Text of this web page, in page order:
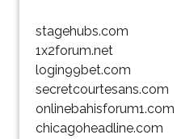
stagehubs.com
1x2forum.net
login99bet.com
secretcourtesans.com
onlinebahisforum1.com
chicagoheadline.com